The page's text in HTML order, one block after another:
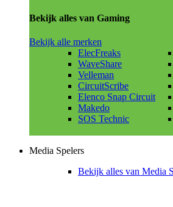
Bekijk alles van Gaming
Bekijk alle merken
ElecFreaks
WaveShare
Velleman
CircuitScribe
Elenco Snap Circuit
Makedo
SOS Technic
Media Spelers
Bekijk alles van Media